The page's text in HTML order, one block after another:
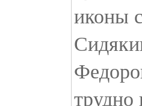
иконы
трудно